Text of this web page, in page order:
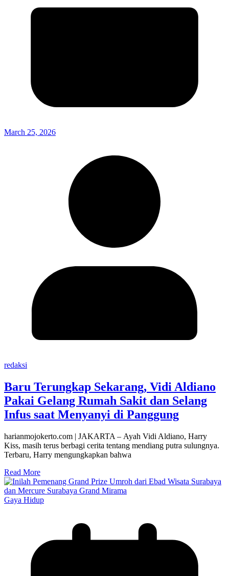
March 25, 2026
redaksi
Baru Terungkap Sekarang, Vidi Aldiano
Pakai Gelang Rumah Sakit dan Selang
Infus saat Menyanyi di Panggung
harianmojokerto.com | JAKARTA – Ayah Vidi Aldiano, Harry
Kiss, masih terus berbagi cerita tentang mendiang putra sulungnya.
Terbaru, Harry mengungkapkan bahwa
Read More
Gaya Hidup